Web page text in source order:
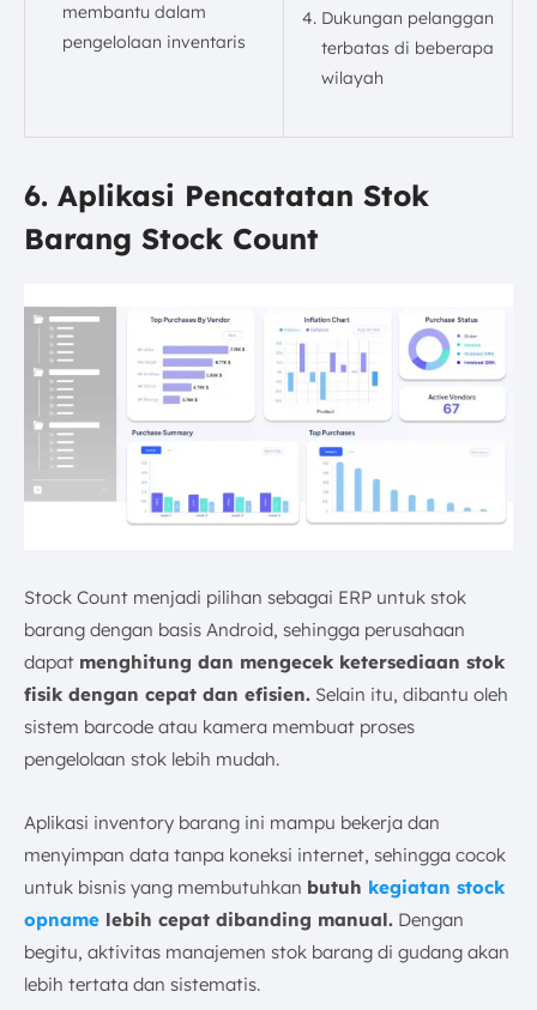
membantu dalam
pengelolaan inventaris
Dukungan pelanggan
terbatas di beberapa
wilayah
6. Aplikasi Pencatatan Stok
Barang Stock Count
Stock Count menjadi pilihan sebagai ERP untuk stok
barang dengan basis Android, sehingga perusahaan
dapat menghitung dan mengecek ketersediaan stok
fisik dengan cepat dan efisien. Selain itu, dibantu oleh
sistem barcode atau kamera membuat proses
pengelolaan stok lebih mudah.
Aplikasi inventory barang ini mampu bekerja dan
menyimpan data tanpa koneksi internet, sehingga cocok
untuk bisnis yang membutuhkan butuh kegiatan stock
opname lebih cepat dibanding manual. Dengan
begitu, aktivitas manajemen stok barang di gudang akan
lebih tertata dan sistematis.